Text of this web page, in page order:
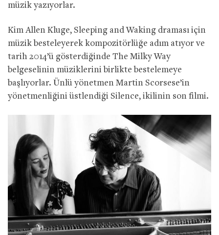
müzik yazıyorlar.
Kim Allen Kluge, Sleeping and Waking draması için
müzik besteleyerek kompozitörlüğe adım atıyor ve
tarih 2014’ü gösterdiğinde The Milky Way
belgeselinin müziklerini birlikte bestelemeye
başlıyorlar. Ünlü yönetmen Martin Scorsese’in
yönetmenliğini üstlendiği Silence, ikilinin son filmi.